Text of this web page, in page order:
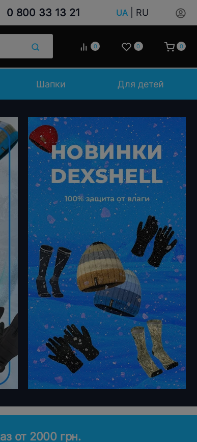
0 800 33 13 21 UA| RU
0 0 0
Шапки Для детей
от 2000 грн.